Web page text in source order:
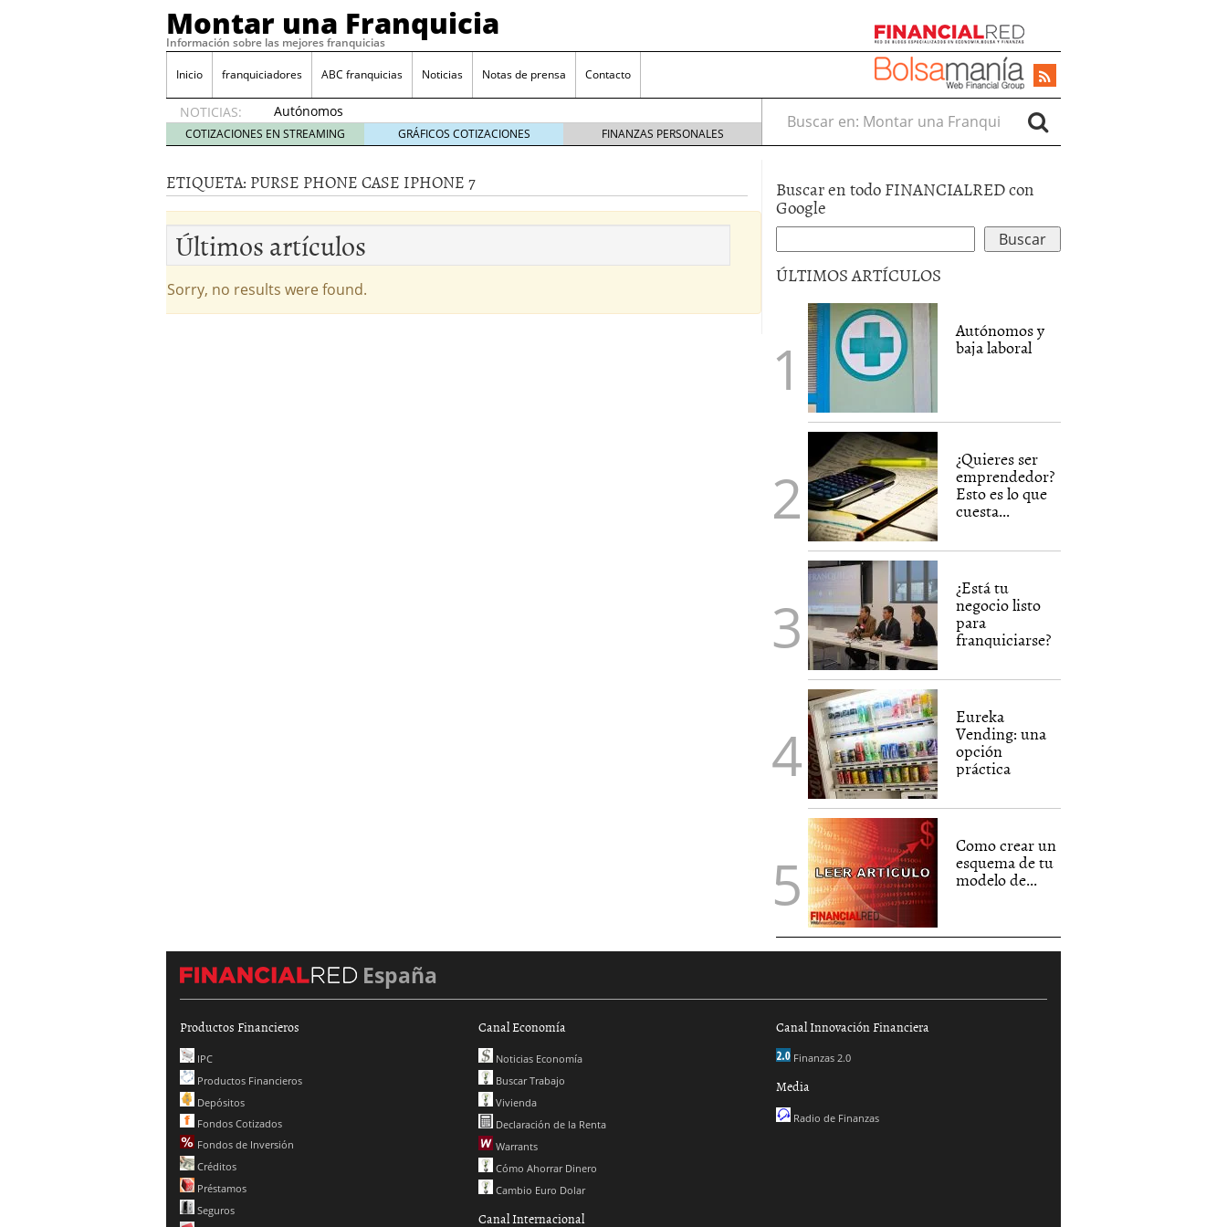
Montar una Franquicia
Información sobre las mejores franquicias
Inicio franquiciadores ABC franquicias Noticias Notas de prensa Contacto
NOTICIAS:
Autónomos
y baja
laboral
2014
¿Quieres ser emprendedor? Esto es lo que cuesta y las ayudas que puedes
tener 4 julio 2014
¿Está tu negocio listo para franquiciarse?
Eureka Vending: una opción práctica
COTIZACIONES EN STREAMING GRÁFICOS COTIZACIONES FINANZAS PERSONALES
Buscar en:
ETIQUETA: PURSE PHONE CASE IPHONE 7
Últimos artículos
Sorry, no results were found.
Buscar en todo FINANCIALRED con
Google
ÚLTIMOS ARTÍCULOS
Autónomos y
baja laboral
¿Quieres ser
emprendedor?
Esto es lo que
cuesta...
¿Está tu
negocio listo
para
franquiciarse?
Eureka
Vending: una
opción
práctica
Como crear un
esquema de tu
modelo de...
España
Productos Financieros
IPC
Productos Financieros
Depósitos
Fondos Cotizados
Fondos de Inversión
Créditos
Préstamos
Seguros
Canal Economía
Noticias Economía
Buscar Trabajo
Vivienda
Declaración de la Renta
Warrants
Cómo Ahorrar Dinero
Cambio Euro Dolar
Canal Internacional
Canal Innovación Financiera
Finanzas 2.0
Media
Radio de Finanzas